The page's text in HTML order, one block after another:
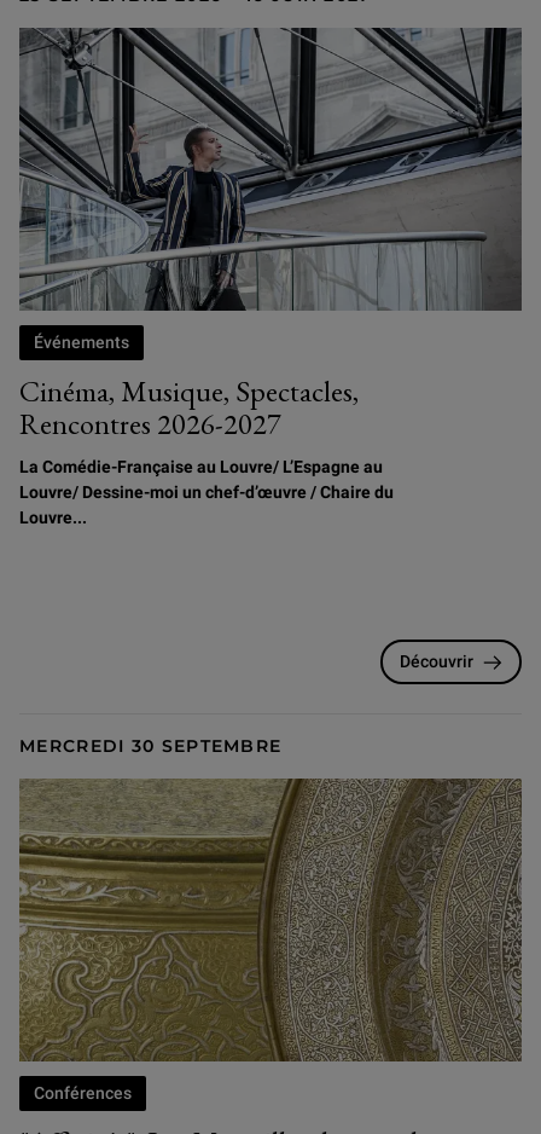
Cinéma, Musique, Spectacles,
Rencontres 2026-2027
Événements
La Comédie-Française au Louvre/ L’Espagne au
Louvre/ Dessine-moi un chef-d’œuvre / Chaire du
Louvre...
Découvrir
MERCREDI 30 SEPTEMBRE
Conférences